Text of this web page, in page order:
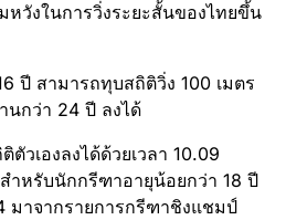
หวังในการวิ่งระยะสั้นของไทยขึ้น
ปี สามารถทุบสถิติวิ่ง 100 เมตร
นกว่า 24 ปี ลงได้
วเองลงได้ด้วยเวลา 10.09
ำหรับนักกรีฑาอายุน้อยกว่า 18 ปี
มาจากรายการกรีฑาชิงแชมป์